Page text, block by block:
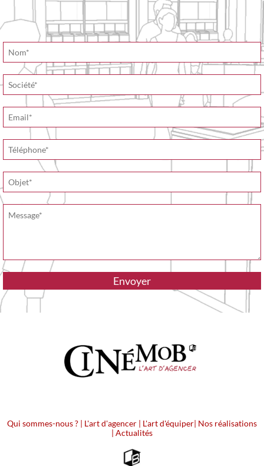
Qui sommes-nous ? | L'art d'agencer | L'art d'équiper| Nos réalisations
| Actualités